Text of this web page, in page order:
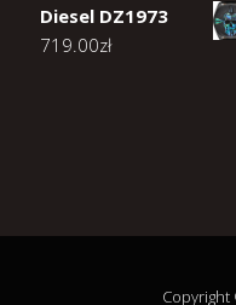
Diesel DZ1973
719.00zł
Copyright